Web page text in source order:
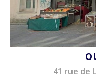
41 rue de